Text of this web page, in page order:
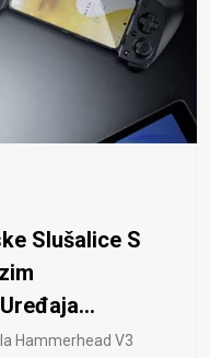
Slušalice S
Hammerhead V3